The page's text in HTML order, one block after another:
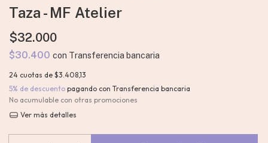
Taza - MF Atelier
$32.000
$30.400 con Transferencia bancaria
24 cuotas de $3.408,13
5% de descuento pagando con Transferencia bancaria
No acumulable con otras promociones
Ver más detalles